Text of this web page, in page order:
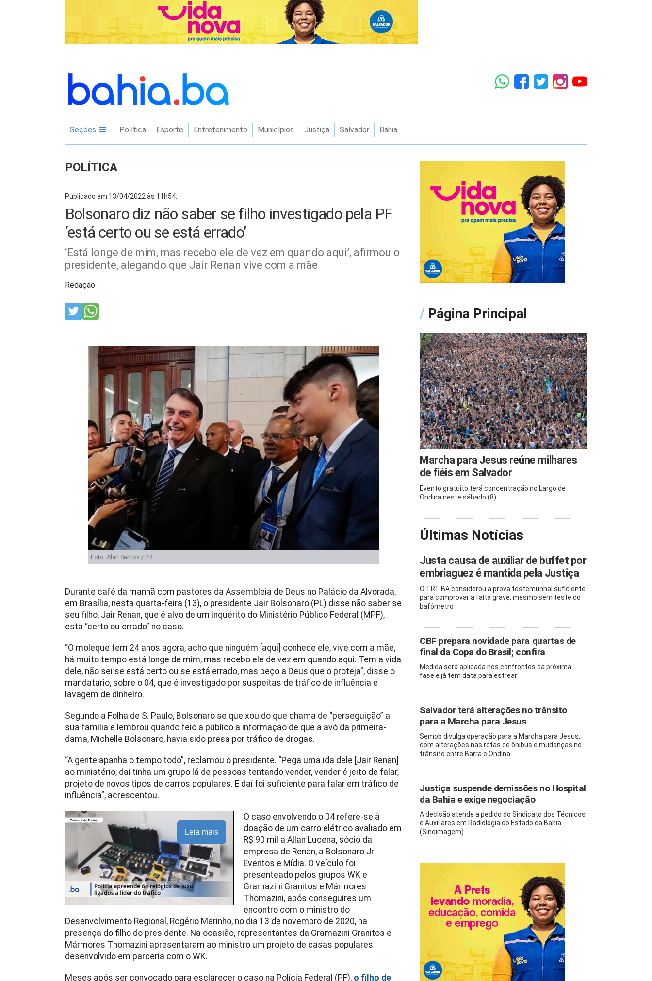
Seções Política Esporte Entretenimento Municípios Justiça Salvador Bahia
POLÍTICA
Publicado em 13/04/2022 às 11h54.
Bolsonaro diz não saber se filho investigado pela PF
‘está certo ou se está errado’
‘Está longe de mim, mas recebo ele de vez em quando aqui’, afirmou o
presidente, alegando que Jair Renan vive com a mãe
Redação
Foto: Alan Santos / PR
Durante café da manhã com pastores da Assembleia de Deus no Palácio da Alvorada,
em Brasília, nesta quarta-feira (13), o presidente Jair Bolsonaro (PL) disse não saber se
seu filho, Jair Renan, que é alvo de um inquérito do Ministério Público Federal (MPF),
está “certo ou errado” no caso.
“O moleque tem 24 anos agora, acho que ninguém [aqui] conhece ele, vive com a mãe,
há muito tempo está longe de mim, mas recebo ele de vez em quando aqui. Tem a vida
dele, não sei se está certo ou se está errado, mas peço a Deus que o proteja”, disse o
mandatário, sobre o 04, que é investigado por suspeitas de tráfico de influência e
lavagem de dinheiro.
Segundo a Folha de S. Paulo, Bolsonaro se queixou do que chama de “perseguição” a
sua família e lembrou quando feio a público a informação de que a avó da primeira-
dama, Michelle Bolsonaro, havia sido presa por tráfico de drogas.
“A gente apanha o tempo todo”, reclamou o presidente. “Pega uma ida dele [Jair Renan]
ao ministério, daí tinha um grupo lá de pessoas tentando vender, vender é jeito de falar,
projeto de novos tipos de carros populares. E daí foi suficiente para falar em tráfico de
influência”, acrescentou.
Leia mais
O caso envolvendo o 04 refere-se à
doação de um carro elétrico avaliado em
R$ 90 mil a Allan Lucena, sócio da
empresa de Renan, a Bolsonaro Jr
Eventos e Mídia. O veículo foi
presenteado pelos grupos WK e
Gramazini Granitos e Mármores
Thomazini, após conseguires um
encontro com o ministro do
Desenvolvimento Regional, Rogério Marinho, no dia 13 de novembro de 2020, na
presença do filho do presidente. Na ocasião, representantes da Gramazini Granitos e
Mármores Thomazini apresentaram ao ministro um projeto de casas populares
desenvolvido em parceria com o WK.
Meses após ser convocado para esclarecer o caso na Polícia Federal (PF), o filho de
/ Página Principal
Marcha para Jesus reúne milhares
de fiéis em Salvador
Evento gratuito terá concentração no Largo de
Ondina neste sábado (8)
Últimas Notícias
Justa causa de auxiliar de buffet por
embriaguez é mantida pela Justiça
O TRT-BA considerou a prova testemunhal suficiente
para comprovar a falta grave, mesmo sem teste do
bafômetro
CBF prepara novidade para quartas de
final da Copa do Brasil; confira
Medida será aplicada nos confrontos da próxima
fase e já tem data para estrear
Salvador terá alterações no trânsito
para a Marcha para Jesus
Semob divulga operação para a Marcha para Jesus,
com alterações nas rotas de ônibus e mudanças no
trânsito entre Barra e Ondina
Justiça suspende demissões no Hospital
da Bahia e exige negociação
A decisão atende a pedido do Sindicato dos Técnicos
e Auxiliares em Radiologia do Estado da Bahia
(Sindimagem)